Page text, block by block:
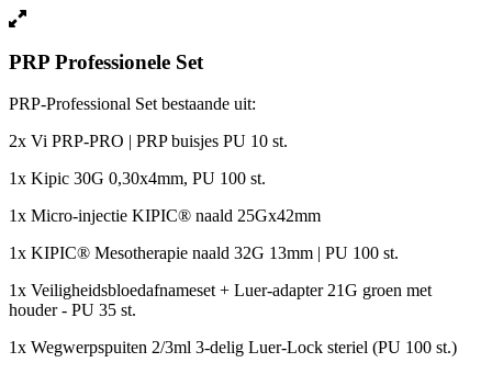
PRP Professionele Set
PRP-Professional Set bestaande uit:
2x Vi PRP-PRO | PRP buisjes PU 10 st.
1x Kipic 30G 0,30x4mm, PU 100 st.
1x Micro-injectie KIPIC® naald 25Gx42mm
1x KIPIC® Mesotherapie naald 32G 13mm | PU 100 st.
1x Veiligheidsbloedafnameset + Luer-adapter 21G groen met
houder - PU 35 st.
1x Wegwerpspuiten 2/3ml 3-delig Luer-Lock steriel (PU 100 st.)